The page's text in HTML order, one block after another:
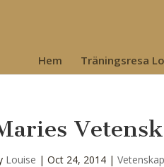
Hem Träningsresa
Louise |Oct 24, 2014 |